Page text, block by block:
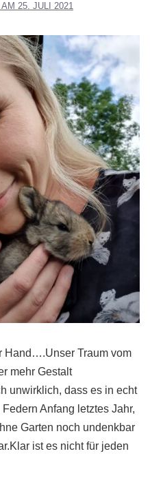
25. JULI 2021
Hand….Unser Traum vom
mehr Gestalt
unwirklich, dass es in echt
Anfang letztes Jahr,
Garten noch undenkbar
ist es nicht für jeden